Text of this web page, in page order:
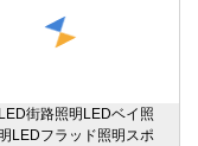
LED街路照明LEDベイ照
LEDフラッド照明スポ